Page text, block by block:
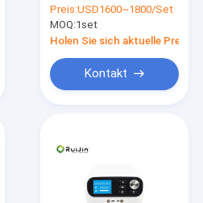
Bohrmaschine-Dorn-
Bohrgerät und Säge
Preis:USD1600~1800/Set
MOQ:1set
Holen Sie sich aktuelle Preis
Kontakt